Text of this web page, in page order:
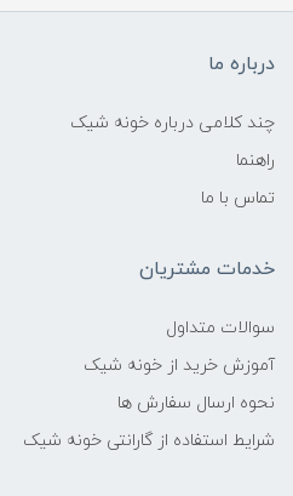
درباره ما
چند کلامی درباره خونه شیک
راهنما
تماس با ما
خدمات مشتریان
سوالات متداول
آموزش خرید از خونه شیک
نحوه ارسال سفارش ها
شرایط استفاده از گارانتی خونه شیک